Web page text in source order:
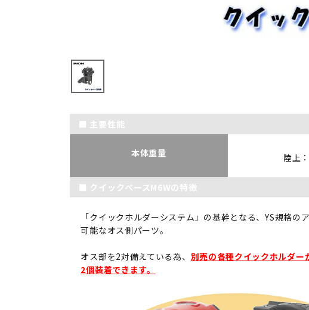
■ 主要性能
本体重量 陸上
■ クイックベースM6Wの特徴
「クイックホルダーシステム」の基幹となる、YS規格の
可能なオス側パーツ。
オス部を2対備えている為、 別売の各種クイックホルダー
2個装着できます。